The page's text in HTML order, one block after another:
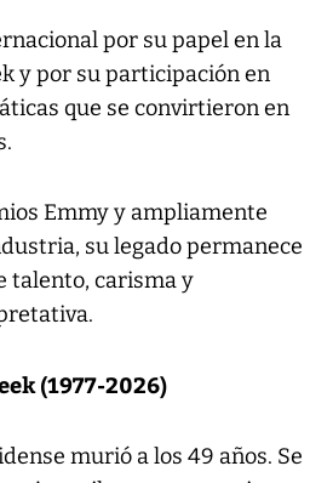
por su papel en la
y por su participación en
que se convirtieron en
Emmy y ampliamente
su legado permanece
talento, carisma y
(1977-2026)
murió a los 49 años. Se